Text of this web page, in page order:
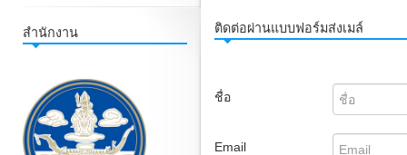
ติดต่อผ่านแบบฟอร์มส่งเมล์
ชื่อ
Email
สำนักงาน